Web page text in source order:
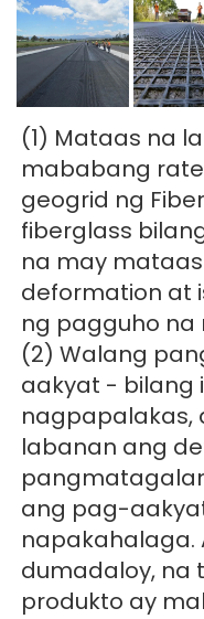
(1) Mataas na
mababang
geogrid ng
fiberglass
na may
deformation at
ng pagguho na
(2) Walang
aakyat - bilang
nagpapalakas,
labanan ang
ang pag-
napakahalaga.
dumadaloy, na
produkto ay